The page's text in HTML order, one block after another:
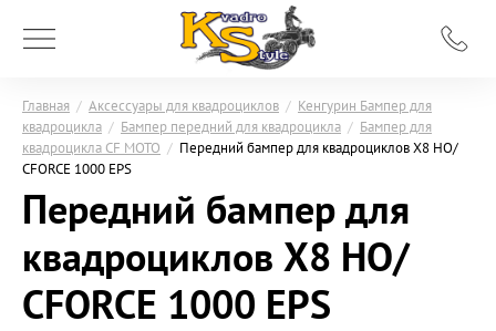
Главная / Аксессуары для квадроциклов / Кенгурин Бампер для
квадроцикла / Бампер передний для квадроцикла / Бампер для
квадроцикла CF MOTO / Передний бампер для квадроциклов X8 HO/
CFORCE 1000 EPS
Передний бампер для
квадроциклов X8 HO/
CFORCE 1000 EPS